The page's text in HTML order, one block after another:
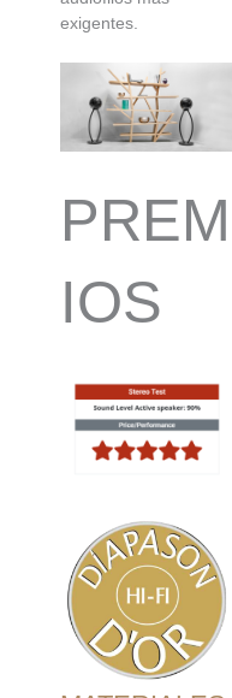
exigentes.
PREM
IOS